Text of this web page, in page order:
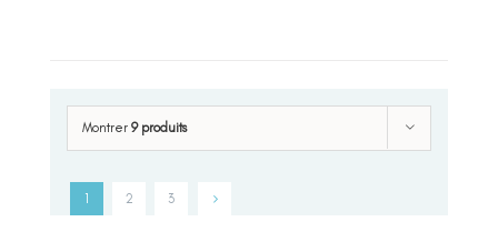
Montrer 9 produits
1 2 3